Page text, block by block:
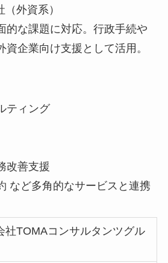
外資系）
的な課題に対応。行政手続や
資企業向け支援として活用。
ティング
改善支援
など多角的なサービスと連携
社TOMAコンサルタンツグル